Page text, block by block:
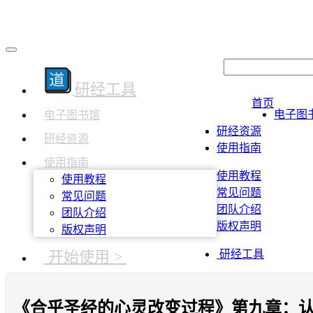
研经工具
电子图书馆
研经资源
使用指南
使用教程
常见问题
团队介绍
版权声明
开始使用 >
首页
电子图
研经资源
使用指南
使用教程
常见问题
团队介绍
版权声明
研经工具
《合乎圣经的心灵改变过程》第九章：